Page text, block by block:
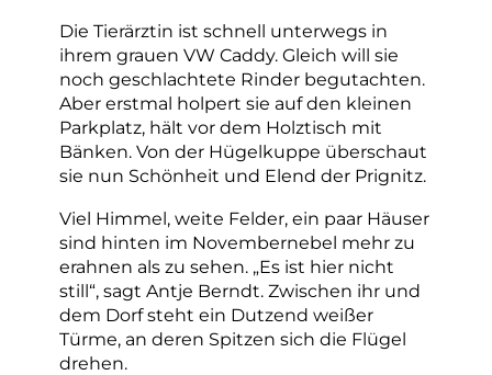
Die Tierärztin ist schnell unterwegs in
ihrem grauen VW Caddy. Gleich will sie
noch geschlachtete Rinder begutachten.
Aber erstmal holpert sie auf den kleinen
Parkplatz, hält vor dem Holztisch mit
Bänken. Von der Hügelkuppe überschaut
sie nun Schönheit und Elend der Prignitz.
Viel Himmel, weite Felder, ein paar Häuser
sind hinten im Novembernebel mehr zu
erahnen als zu sehen. „Es ist hier nicht
still“, sagt Antje Berndt. Zwischen ihr und
dem Dorf steht ein Dutzend weißer
Türme, an deren Spitzen sich die Flügel
drehen.